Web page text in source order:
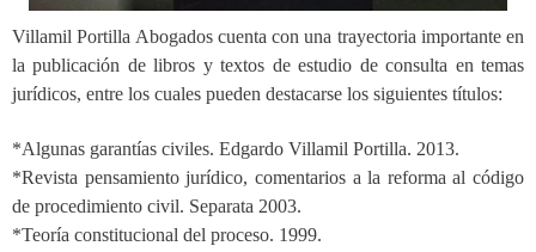
Villamil Portilla Abogados cuenta con una trayectoria importante en
la publicación de libros y textos de estudio de consulta en temas
jurídicos, entre los cuales pueden destacarse los siguientes títulos:
*Algunas garantías civiles. Edgardo Villamil Portilla. 2013.
*Revista pensamiento jurídico, comentarios a la reforma al código
de procedimiento civil. Separata 2003.
*Teoría constitucional del proceso. 1999.